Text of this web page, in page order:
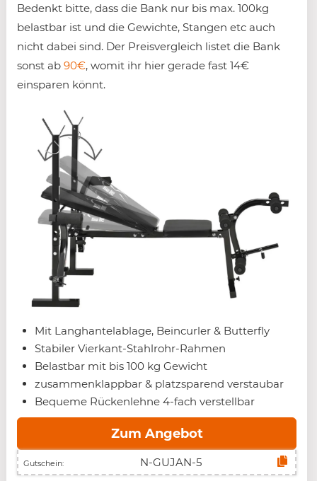
Bedenkt bitte, dass die Bank nur bis max. 100kg
belastbar ist und die Gewichte, Stangen etc auch
nicht dabei sind. Der Preisvergleich listet die Bank
sonst ab 90€, womit ihr hier gerade fast 14€
einsparen könnt.
Mit Langhantelablage, Beincurler & Butterfly
Stabiler Vierkant-Stahlrohr-Rahmen
Belastbar mit bis 100 kg Gewicht
zusammenklappbar & platzsparend verstaubar
Bequeme Rückenlehne 4-fach verstellbar
Zum Angebot
Gutschein: